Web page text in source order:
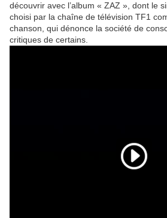
décou­vrir avec l’al­bum « ZAZ », dont le
choisi par la chaîne de télé­vi­sion TF1
chan­son, qui dénonce la société de
critiques de certains.